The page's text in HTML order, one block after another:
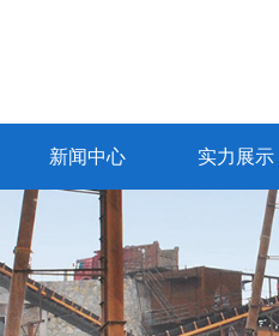
新闻中心 实力展示